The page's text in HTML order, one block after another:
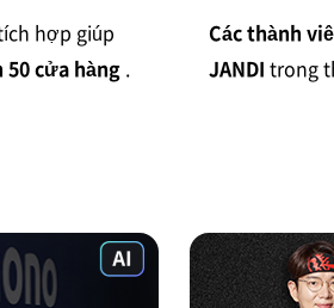
hợp giúp
cửa hàng .
Các thành
JANDI trong